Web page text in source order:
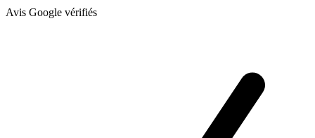
Avis Google vérifiés